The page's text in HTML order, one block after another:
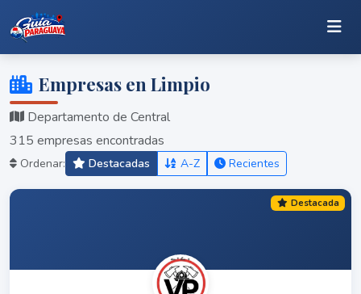
Empresas en Limpio
Departamento de Central
315 empresas encontradas
Ordenar: Destacadas A-Z Recientes
Destacada